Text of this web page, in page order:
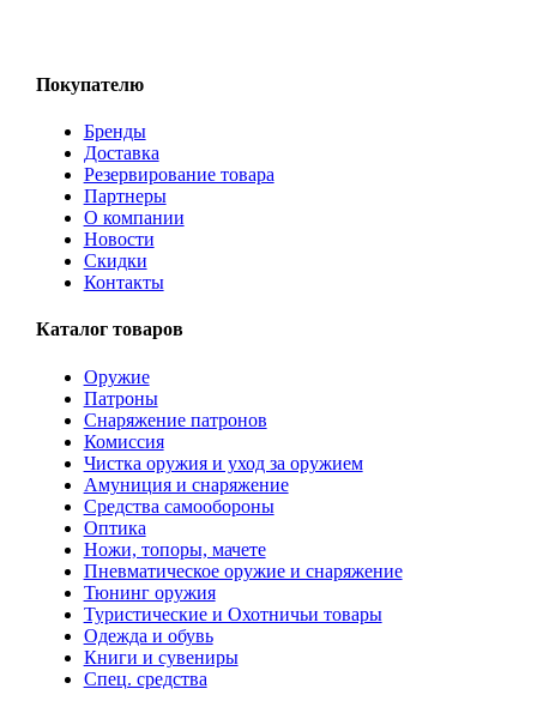
Покупателю
Бренды
Доставка
Резервирование товара
Партнеры
О компании
Новости
Скидки
Контакты
Каталог товаров
Оружие
Патроны
Снаряжение патронов
Комиссия
Чистка оружия и уход за оружием
Амуниция и снаряжение
Средства самообороны
Оптика
Ножи, топоры, мачете
Пневматическое оружие и снаряжение
Тюнинг оружия
Туристические и Охотничьи товары
Одежда и обувь
Книги и сувениры
Спец. средства